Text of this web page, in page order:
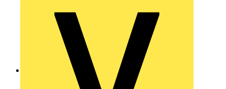
Zurück zu Produkte